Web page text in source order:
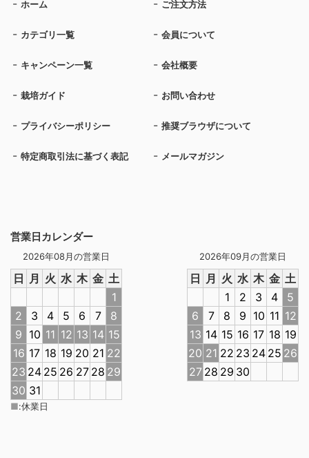
営業日カレンダー
2026年08月の営業日
日 月 火 水 木 金 土
1
2
3 4 5 6 7
8
9 10 11 12 13 14 15
16 17 18 19 20 21 22
23 24 25 26 27 28 29
30 31
2026年09月の営業日
日 月 火 水 木 金 土
1
2 3 4
5
6
7 8 9 10 11 12
13 14 15 16 17 18 19
20 21 22 23 24 25 26
27 28 29 30
■:休業日
ホーム ご注文方法
カテゴリ一覧 会員について
キャンペーン一覧 会社概要
栽培ガイド お問い合わせ
プライバシーポリシー 推奨ブラウザについて
特定商取引法に基づく表記 メールマガジン